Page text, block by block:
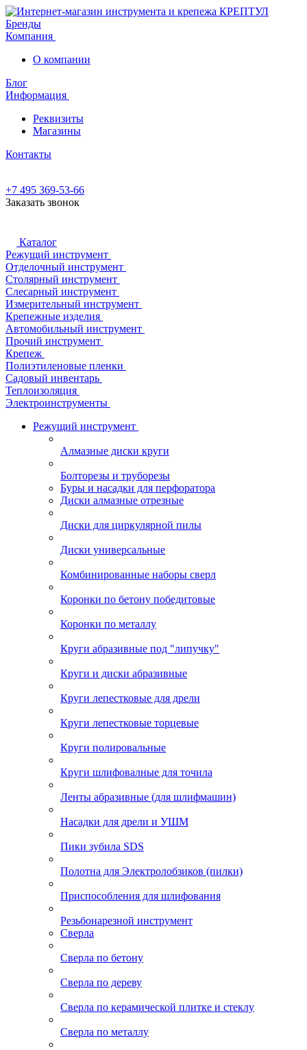
Бренды
Компания
О компании
Блог
Информация
Реквизиты
Магазины
Контакты
+7 495 369-53-66
Заказать звонок
Каталог
Режущий инструмент
Отделочный инструмент
Столярный инструмент
Слесарный инструмент
Измерительный инструмент
Крепежные изделия
Автомобильный инструмент
Прочий инструмент
Крепеж
Полиэтиленовые пленки
Садовый инвентарь
Теплоизоляция
Электроинструменты
Режущий инструмент
Алмазные диски круги
Болторезы и труборезы
Буры и насадки для перфоратора
Диски алмазные отрезные
Диски для циркулярной пилы
Диски универсальные
Комбинированные наборы сверл
Коронки по бетону победитовые
Коронки по металлу
Круги абразивные под "липучку"
Круги и диски абразивные
Круги лепестковые для дрели
Круги лепестковые торцевые
Круги полировальные
Круги шлифовалные для точила
Ленты абразивные (для шлифмашин)
Насадки для дрели и УШМ
Пики зубила SDS
Полотна для Электролобзиков (пилки)
Приспособления для шлифования
Резьбонарезной инструмент
Сверла
Сверла по бетону
Сверла по дереву
Сверла по керамической плитке и стеклу
Сверла по металлу